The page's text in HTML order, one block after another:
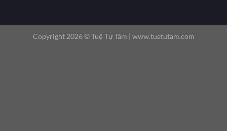
Copyright 2026 ©Tuệ Tự Tâm | www.tuetutam.com